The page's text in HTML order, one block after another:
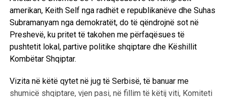
amerikan, Keith Self nga radhët e republikanëve dhe Suhas
Subramanyam nga demokratët, do të qëndrojnë sot në
Preshevë, ku pritet të takohen me përfaqësues të
pushtetit lokal, partive politike shqiptare dhe Këshillit
Kombëtar Shqiptar.
Vizita në këtë qytet në jug të Serbisë, të banuar me
shumicë shqiptare, vjen pasi, në fillim të këtij viti, Komiteti